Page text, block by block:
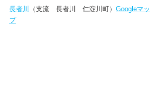
長者川 （支流　長者川　仁淀川町） Googleマッ
プ